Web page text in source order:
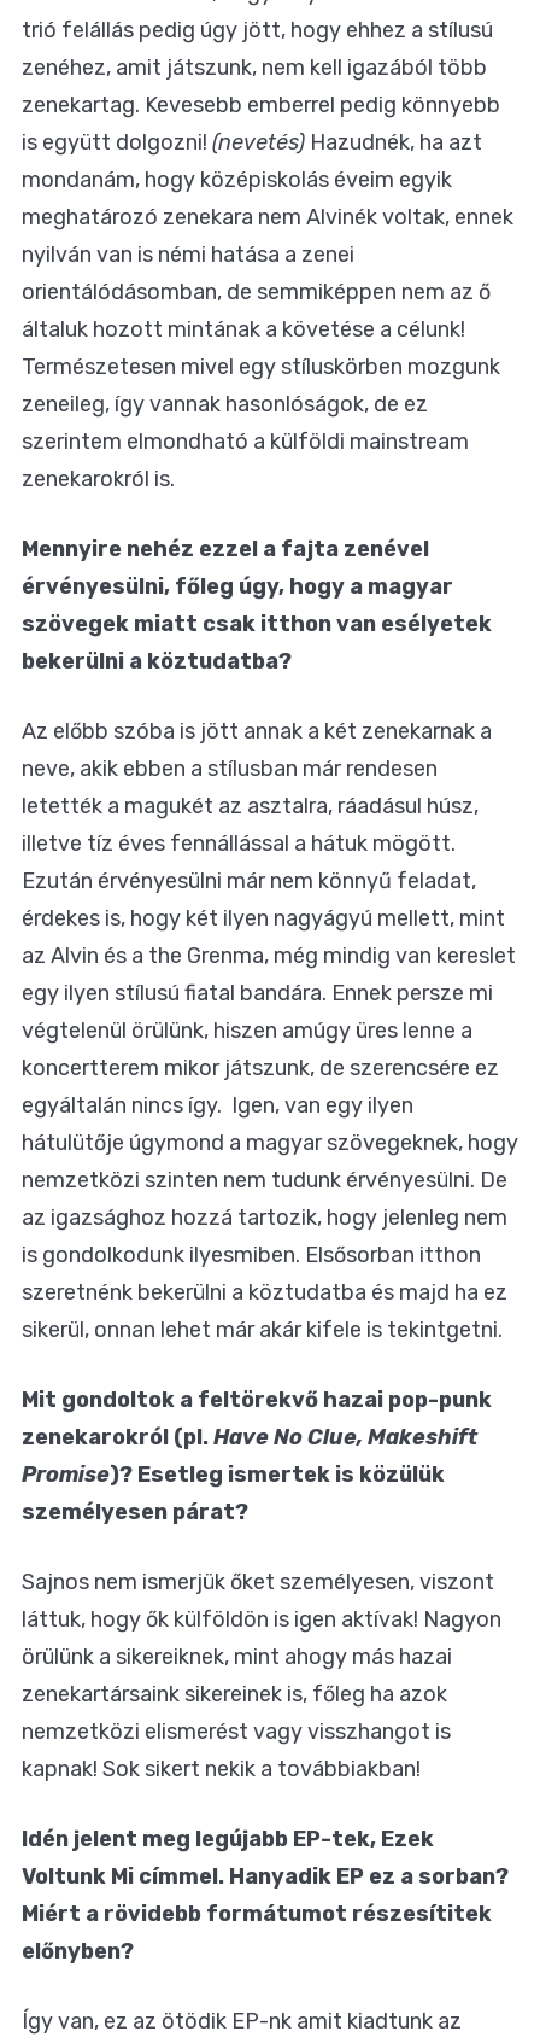
trió felállás pedig úgy jött, hogy ehhez a stílusú
zenéhez, amit játszunk, nem kell igazából több
zenekartag. Kevesebb emberrel pedig könnyebb
is együtt dolgozni! (nevetés) Hazudnék, ha azt
mondanám, hogy középiskolás éveim egyik
meghatározó zenekara nem Alvinék voltak, ennek
nyilván van is némi hatása a zenei
orientálódásomban, de semmiképpen nem az ő
általuk hozott mintának a követése a célunk!
Természetesen mivel egy stíluskörben mozgunk
zeneileg, így vannak hasonlóságok, de ez
szerintem elmondható a külföldi mainstream
zenekarokról is.
Mennyire nehéz ezzel a fajta zenével
érvényesülni, főleg úgy, hogy a magyar
szövegek miatt csak itthon van esélyetek
bekerülni a köztudatba?
Az előbb szóba is jött annak a két zenekarnak a
neve, akik ebben a stílusban már rendesen
letették a magukét az asztalra, ráadásul húsz,
illetve tíz éves fennállással a hátuk mögött.
Ezután érvényesülni már nem könnyű feladat,
érdekes is, hogy két ilyen nagyágyú mellett, mint
az Alvin és a the Grenma, még mindig van kereslet
egy ilyen stílusú fiatal bandára. Ennek persze mi
végtelenül örülünk, hiszen amúgy üres lenne a
koncertterem mikor játszunk, de szerencsére ez
egyáltalán nincs így. Igen, van egy ilyen
hátulütője úgymond a magyar szövegeknek, hogy
nemzetközi szinten nem tudunk érvényesülni. De
az igazsághoz hozzá tartozik, hogy jelenleg nem
is gondolkodunk ilyesmiben. Elsősorban itthon
szeretnénk bekerülni a köztudatba és majd ha ez
sikerül, onnan lehet már akár kifele is tekintgetni.
Mit gondoltok a feltörekvő hazai pop-punk
zenekarokról (pl.Have No Clue, Makeshift
Promise)? Esetleg ismertek is közülük
személyesen párat?
Sajnos nem ismerjük őket személyesen, viszont
láttuk, hogy ők külföldön is igen aktívak! Nagyon
örülünk a sikereiknek, mint ahogy más hazai
zenekartársaink sikereinek is, főleg ha azok
nemzetközi elismerést vagy visszhangot is
kapnak! Sok sikert nekik a továbbiakban!
Idén jelent meg legújabb EP-tek, Ezek
Voltunk Mi címmel. Hanyadik EP ez a sorban?
Miért a rövidebb formátumot részesítitek
előnyben?
Így van, ez az ötödik EP-nk amit kiadtunk az